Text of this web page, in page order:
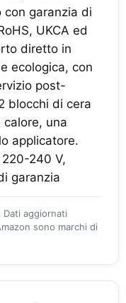
con garanzia di
UKCA ed
diretto in
ecologica, con
post-
blocchi di cera
una
applicatore.
240 V,
garanzia
aggiornati
sono marchi di